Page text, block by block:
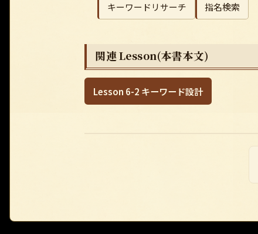
キーワードリサーチ 指名検索
関連 Lesson(本書本文)
Lesson 6-2 キーワード設計